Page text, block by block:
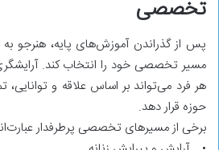
تخصصی
پس از گذراندن آموزش‌های پایه، هنرجو
مسیر تخصصی خود را انتخاب کند.
هر فرد می‌تواند بر اساس علاقه و
حوزه قرار دهد.
برخی از مسیرهای تخصصی پرطرفدار